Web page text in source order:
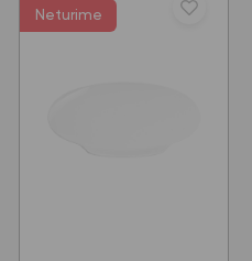
Neturime